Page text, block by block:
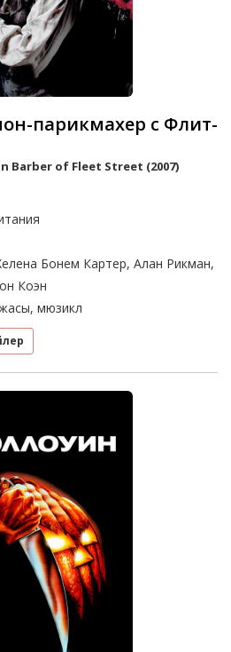
парикмахер с Флит-
Barber of Fleet Street (2007)
Бонем Картер, Алан Рикман,
Коэн
мюзикл